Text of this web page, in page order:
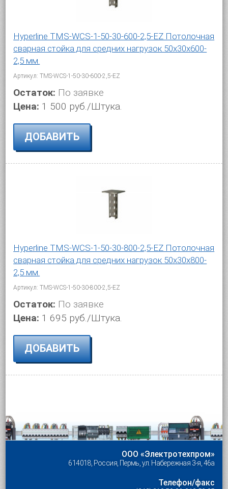
Hyperline TMS-WCS-1-50-30-600-2,5-EZ Потолочная
сварная стойка для средних нагрузок 50х30х600-
2,5 мм.
Артикул: TMS-WCS-1-50-30-600-2,5-EZ
Остаток: По заявке
Цена: 1 500 руб./Штука.
ДОБАВИТЬ
Hyperline TMS-WCS-1-50-30-800-2,5-EZ Потолочная
сварная стойка для средних нагрузок 50х30х800-
2,5 мм.
Артикул: TMS-WCS-1-50-30-800-2,5-EZ
Остаток: По заявке
Цена: 1 695 руб./Штука.
ДОБАВИТЬ
ООО «Электротехпром»
614018, Россия, Пермь, ул. Набережная 3-я, 46а
Телефон/факс